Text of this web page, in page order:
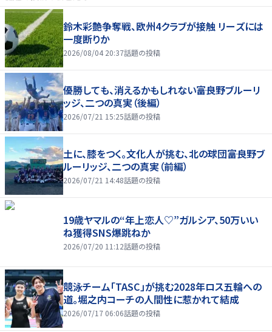
鈴木彩艶争奪戦、欧州4クラブが接触 リーズには
一度断りか
2026/08/04 20:37話題の投稿
優勝しても、消えるかもしれない――富良野ブルーリ
ッジ、二つの真実（後編）
2026/07/21 15:25話題の投稿
土に、膝をつく。文化人が挑む、北の球団――富良野ブ
ルーリッジ、二つの真実（前編）
2026/07/21 14:48話題の投稿
19歳ヤマルの“年上恋人♡”ガルシア、50万いい
ね獲得SNS爆跳ねか
2026/07/20 11:12話題の投稿
競泳チーム「TASC」が挑む2028年ロス五輪への
道。堀之内コーチの人間性に惹かれて結成
2026/07/17 06:06話題の投稿